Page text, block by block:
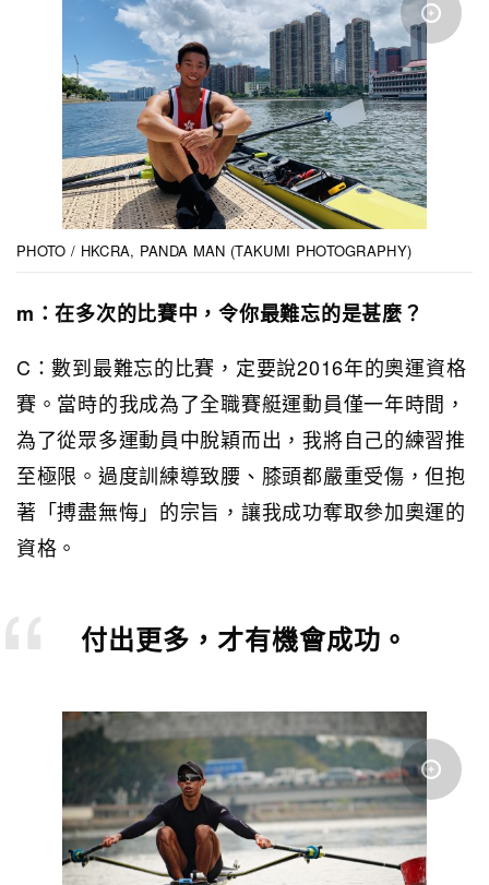
PHOTO / HKCRA, PANDA MAN (TAKUMI PHOTOGRAPHY)
m：在多次的比賽中，令你最難忘的是甚麼？
C：數到最難忘的比賽，定要說2016年的奧運資格
賽。當時的我成為了全職賽艇運動員僅一年時間，
為了從眾多運動員中脫穎而出，我將自己的練習推
至極限。過度訓練導致腰、膝頭都嚴重受傷，但抱
著「搏盡無悔」的宗旨，讓我成功奪取參加奧運的
資格。
付出更多，才有機會成功。